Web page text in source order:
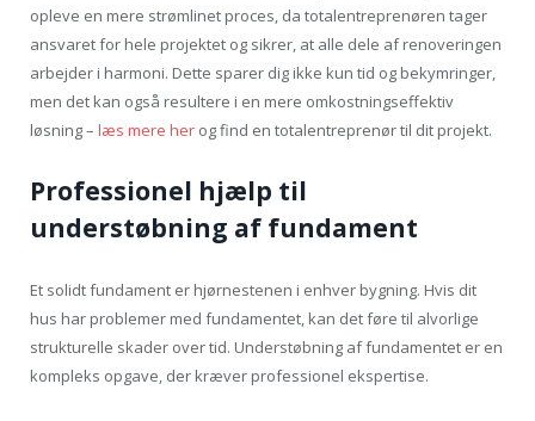
opleve en mere strømlinet proces, da totalentreprenøren tager
ansvaret for hele projektet og sikrer, at alle dele af renoveringen
arbejder i harmoni. Dette sparer dig ikke kun tid og bekymringer,
men det kan også resultere i en mere omkostningseffektiv
løsning – læs mere her og find en totalentreprenør til dit projekt.
Professionel hjælp til
understøbning af fundament
Et solidt fundament er hjørnestenen i enhver bygning. Hvis dit
hus har problemer med fundamentet, kan det føre til alvorlige
strukturelle skader over tid. Understøbning af fundamentet er en
kompleks opgave, der kræver professionel ekspertise.